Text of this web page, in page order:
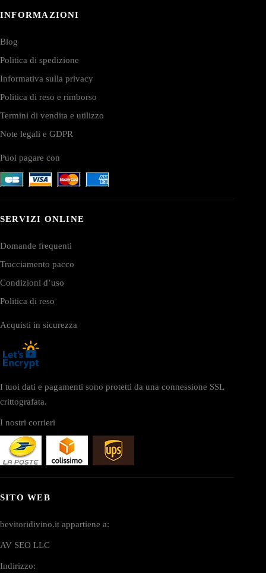
INFORMAZIONI
Blog
Politica di spedizione
Informativa sulla privacy
Politica di reso e rimborso
Termini di vendita e utilizzo
Note legali e GDPR
Puoi pagare con
SERVIZI ONLINE
Domande frequenti
Tracciamento pacco
Condizioni d’uso
Politica di reso
Acquisti in sicurezza
I tuoi dati e pagamenti sono protetti da una connessione SSL
crittografata.
I nostri corrieri
SITO WEB
bevitoridivino.it appartiene a:
AV SEO LLC
Indirizzo: